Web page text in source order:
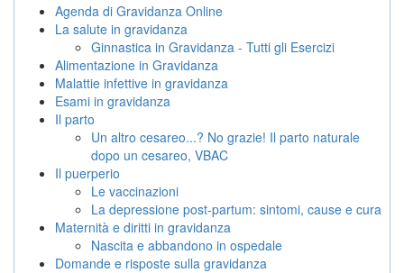
Agenda di Gravidanza Online
La salute in gravidanza
Ginnastica in Gravidanza - Tutti gli Esercizi
Alimentazione in Gravidanza
Malattie infettive in gravidanza
Esami in gravidanza
Il parto
Un altro cesareo...? No grazie! Il parto naturale
dopo un cesareo, VBAC
Il puerperio
Le vaccinazioni
La depressione post-partum: sintomi, cause e cura
Maternità e diritti in gravidanza
Nascita e abbandono in ospedale
Domande e risposte sulla gravidanza